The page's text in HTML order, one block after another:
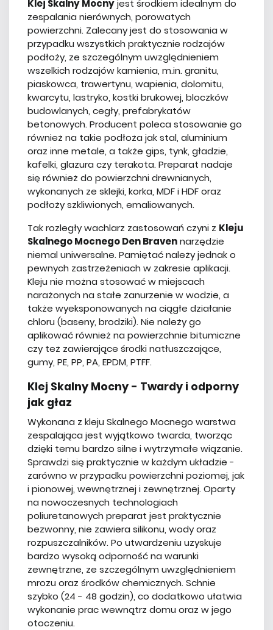
Klej Skalny Mocnyjest środkiem idealnym do
zespalania nierównych, porowatych
powierzchni. Zalecany jest do stosowania w
przypadku wszystkich praktycznie rodzajów
podłoży, ze szczególnym uwzględnieniem
wszelkich rodzajów kamienia, m.in. granitu,
piaskowca, trawertynu, wapienia, dolomitu,
kwarcytu, lastryko, kostki brukowej, bloczków
budowlanych, cegły, prefabrykatów
betonowych. Producent poleca stosowanie go
również na takie podłoża jak stal, aluminium
oraz inne metale, a także gips, tynk, gładzie,
kafelki, glazura czy terakota. Preparat nadaje
się również do powierzchni drewnianych,
wykonanych ze sklejki, korka, MDF i HDF oraz
podłoży szkliwionych, emaliowanych.
Tak rozległy wachlarz zastosowań czyni z Kleju
Skalnego Mocnego Den Bravennarzędzie
niemal uniwersalne. Pamiętać należy jednak o
pewnych zastrzeżeniach w zakresie aplikacji.
Kleju nie można stosować w miejscach
narażonych na stałe zanurzenie w wodzie, a
także wyeksponowanych na ciągłe działanie
chloru (baseny, brodziki). Nie należy go
aplikować również na powierzchnie bitumiczne
czy też zawierające środki natłuszczające,
gumy, PE, PP, PA, EPDM, PTFF.
Klej Skalny Mocny - Twardy i odporny
jak głaz
Wykonana z kleju Skalnego Mocnego warstwa
zespalająca jest wyjątkowo twarda, tworząc
dzięki temu bardzo silne i wytrzymałe wiązanie.
Sprawdzi się praktycznie w każdym układzie -
zarówno w przypadku powierzchni poziomej, jak
i pionowej, wewnętrznej i zewnętrznej. Oparty
na nowoczesnych technologiach
poliuretanowych preparat jest praktycznie
bezwonny, nie zawiera silikonu, wody oraz
rozpuszczalników. Po utwardzeniu uzyskuje
bardzo wysoką odporność na warunki
zewnętrzne, ze szczególnym uwzględnieniem
mrozu oraz środków chemicznych. Schnie
szybko (24 - 48 godzin), co dodatkowo ułatwia
wykonanie prac wewnątrz domu oraz w jego
otoczeniu.